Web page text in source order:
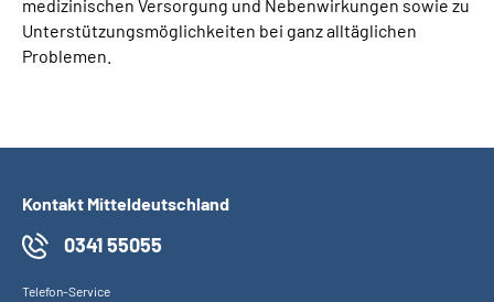
medizinischen Versorgung und Nebenwirkungen sowie zu
Unterstützungsmöglichkeiten bei ganz alltäglichen
Problemen.
Kontakt Mitteldeutschland
0341 55055
Telefon-Service